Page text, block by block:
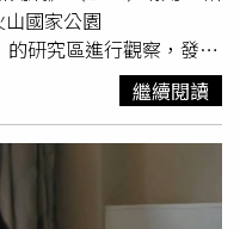
國家公園
的研究區進行觀察，發現
門答臘猩猩，會故意地
覆將汁液擦在臉部的傷口
固體的植物材料，整個
意識地用這種植物來治
內閉合，大約1個月後已
2日被發表於學術期刊
繼續閱讀